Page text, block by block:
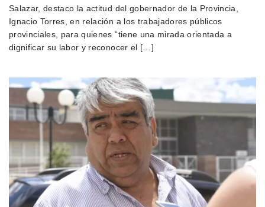
Salazar, destaco la actitud del gobernador de la Provincia,
Ignacio Torres, en relación a los trabajadores públicos
provinciales, para quienes “tiene una mirada orientada a
dignificar su labor y reconocer el […]